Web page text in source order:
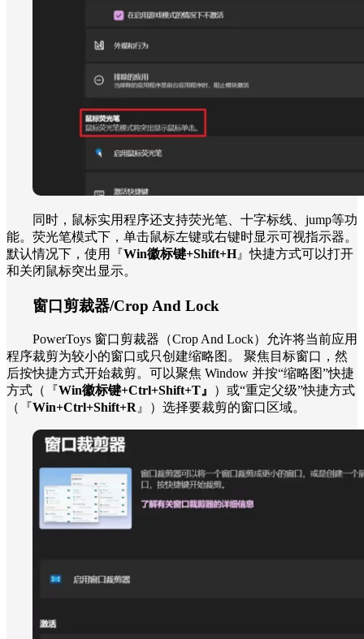
同时，鼠标实用程序还支持荧光笔、十字标线、jump等功
能。荧光笔模式下，单击鼠标左键或右键时显示可视指示器。
默认情况下，使用『Win徽标键+Shift+H』快捷方式可以打开
和关闭鼠标突出显示。
窗口剪裁器/Crop And Lock
PowerToys 窗口剪裁器（Crop And Lock）允许将当前应用
程序裁剪为较小的窗口或只创建缩略图。 聚焦目标窗口，然
后按快捷方式开始裁剪。可以聚焦 Window 并按“缩略图”快捷
方式（『Win徽标键+Ctrl+Shift+T』
）或“重定父级”快捷方式
（『Win+Ctrl+Shift+R 』）选择要裁剪的窗口区域。